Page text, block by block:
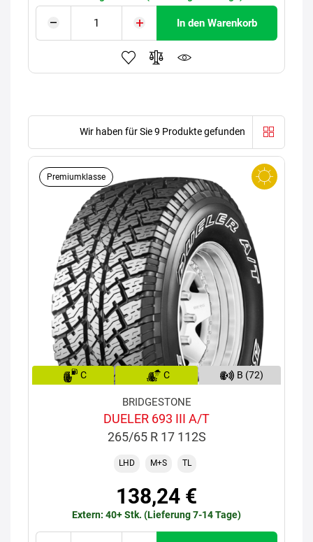
In den Warenkorb
Wir haben für Sie 9 Produkte gefunden
Premiumklasse
C C B (72)
BRIDGESTONE
DUELER 693 III A/T
265/65 R 17 112S
LHD M+S TL
138,24 €
Extern: 40+ Stk. (Lieferung 7-14 Tage)